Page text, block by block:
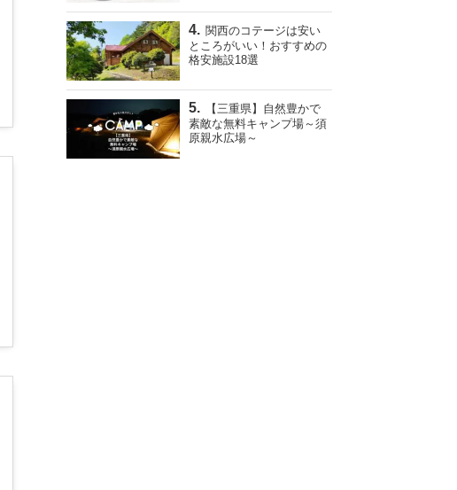
関西のコテージは安い
ところがいい！おすすめの
格安施設18選
【三重県】自然豊かで
素敵な無料キャンプ場～須
原親水広場～